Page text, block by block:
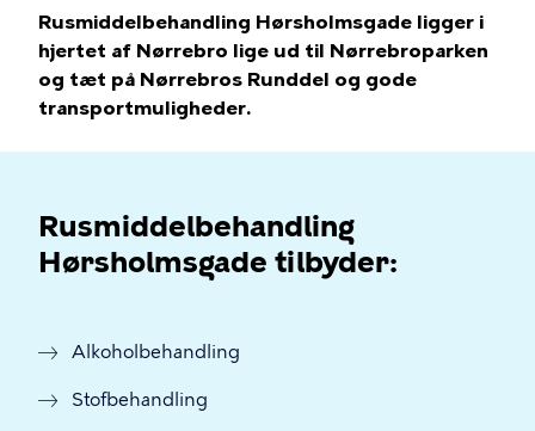
Rusmiddelbehandling Hørsholmsgade ligger i
hjertet af Nørrebro lige ud til Nørrebroparken
og tæt på Nørrebros Runddel og gode
transportmuligheder.
Rusmiddelbehandling
Hørsholmsgade tilbyder:
Alkoholbehandling
Stofbehandling